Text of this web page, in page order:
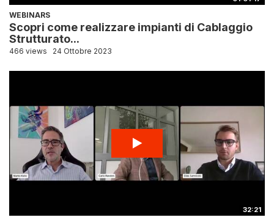
WEBINARS
Scopri come realizzare impianti di Cablaggio
Strutturato...
466 views 24 Ottobre 2023
32:21